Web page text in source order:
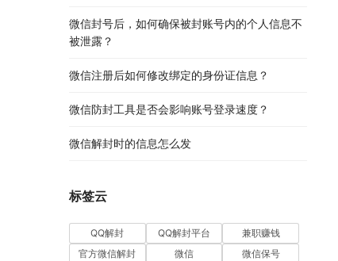
微信封号后，如何确保被封账号内的个人信息不
被泄露？
微信注册后如何修改绑定的身份证信息？
微信防封工具是否会影响账号登录速度？
微信解封时的信息怎么发
标签云
QQ解封 QQ解封平台
兼职赚钱
官方微信解封
微信
微信保号